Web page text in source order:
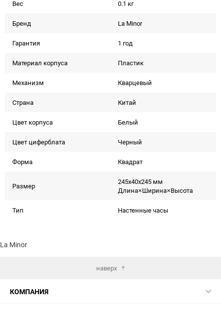
Вес 0.1 кг
Бренд La Minor
Гарантия 1 год
Материал корпуса Пластик
Механизм Кварцевый
Страна Китай
Цвет корпуса Белый
Цвет циферблата Черный
Форма Квадрат
Размер
245x40x245 мм
Длина×Ширина×Высота
Тип Настенные часы
La Minor
наверх
КОМПАНИЯ